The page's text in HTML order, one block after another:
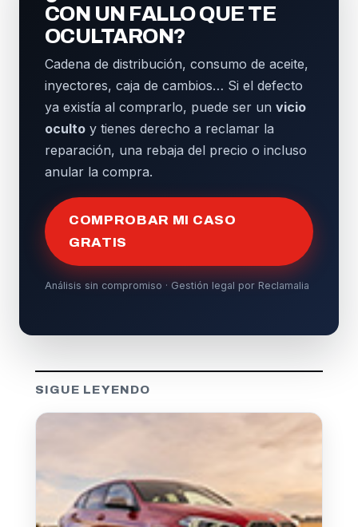
CON UN FALLO QUE TE
OCULTARON?
Cadena de distribución, consumo de aceite,
inyectores, caja de cambios… Si el defecto
ya existía al comprarlo, puede ser un vicio
oculto y tienes derecho a reclamar la
reparación, una rebaja del precio o incluso
anular la compra.
COMPROBAR MI CASO
GRATIS
Análisis sin compromiso · Gestión legal por Reclamalia
SIGUE LEYENDO